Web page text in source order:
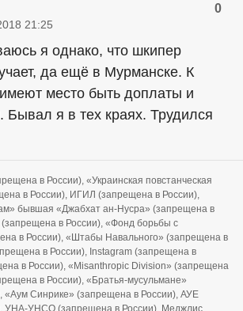
0
21:25
я однако, что шкипер
да ещё в Мурманске. К
место быть доплаты и
Бывал я в тех краях. Трудился
в России), «Украинская повстанческая
в России), ИГИЛ (запрещена в России),
бывшая «Джабхат ан-Нусра» (запрещена в
в России), «Фонд борьбы с
в России), «Штабы Навального» (запрещена в
в России), Instagram (запрещена в
в России), «Misanthropic Division» (запрещена
в России), «Братья-мусульмане»
«Аум Синрике» (запрещена в России), АУЕ
УНА-УНСО (запрещена в России), Меджлис